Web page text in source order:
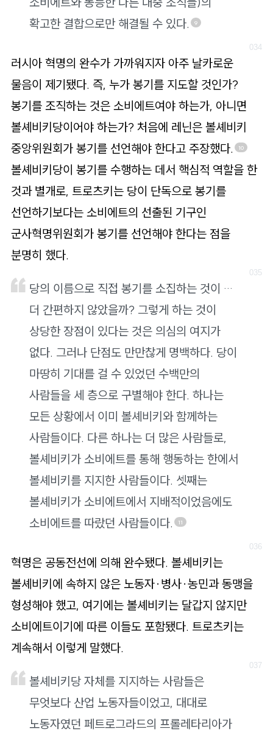
확고한 결합으로만 해결될 수 있다.
9
러시아 혁명의 완수가 가까워지자 아주 날카로운
물음이 제기됐다. 즉, 누가 봉기를 지도할 것인가?
봉기를 조직하는 것은 소비에트여야 하는가, 아니면
볼셰비키당이어야 하는가? 처음에 레닌은 볼셰비키
중앙위원회가 봉기를 선언해야 한다고 주장했다.
10
볼셰비키당이 봉기를 수행하는 데서 핵심적 역할을 한
것과 별개로, 트로츠키는 당이 단독으로 봉기를
선언하기보다는 소비에트의 선출된 기구인
군사혁명위원회가 봉기를 선언해야 한다는 점을
분명히 했다.
당의 이름으로 직접 봉기를 소집하는 것이 …
더 간편하지 않았을까? 그렇게 하는 것이
상당한 장점이 있다는 것은 의심의 여지가
없다. 그러나 단점도 만만찮게 명백하다. 당이
마땅히 기대를 걸 수 있었던 수백만의
사람들을 세 층으로 구별해야 한다. 하나는
모든 상황에서 이미 볼셰비키와 함께하는
사람들이다. 다른 하나는 더 많은 사람들로,
볼셰비키가 소비에트를 통해 행동하는 한에서
볼셰비키를 지지한 사람들이다. 셋째는
볼셰비키가 소비에트에서 지배적이었음에도
소비에트를 따랐던 사람들이다.
11
혁명은 공동전선에 의해 완수됐다. 볼셰비키는
볼셰비키에 속하지 않은 노동자·병사·농민과 동맹을
형성해야 했고, 여기에는 볼셰비키는 달갑지 않지만
소비에트이기에 따른 이들도 포함됐다. 트로츠키는
계속해서 이렇게 말했다.
볼셰비키당 자체를 지지하는 사람들은
무엇보다 산업 노동자들이었고, 대대로
노동자였던 페트로그라드의 프롤레타리아가